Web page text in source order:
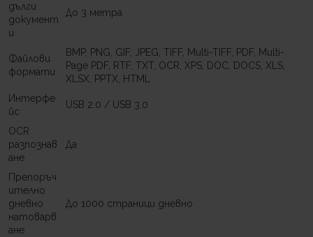
дълги
документ
и
До 3 метра
Файлови
формати
BMP, PNG, GIF, JPEG, TIFF, Multi-TIFF, PDF, Multi-
Page PDF, RTF, TXT, OCR, XPS, DOC, DOCS, XLS,
XLSX, PPTX, HTML
Интерфе
йс
USB 2.0 / USB 3.0
OCR
разпознав
ане
Да
Препоръч
ително
дневно
натоварв
ане
До 1000 страници дневно